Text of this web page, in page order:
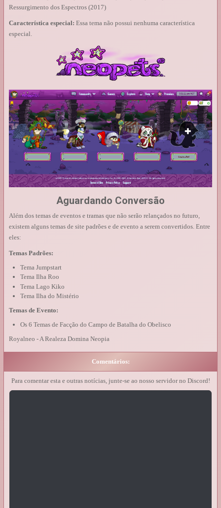
Ressurgimento dos Espectros (2017)
Característica especial: Essa tema não possui nenhuma característica
especial.
Aguardando Conversão
Além dos temas de eventos e tramas que não serão relançados no futuro,
existem alguns temas de site padrões e de evento a serem convertidos. Entre
eles:
Temas Padrões:
Tema Jumpstart
Tema Ilha Roo
Tema Lago Kiko
Tema Ilha do Mistério
Temas de Evento:
Os 6 Temas de Facção do Campo de Batalha do Obelisco
Royalneo - A Realeza Domina Neopia
Comentários:
Para comentar esta e outras notícias, junte-se ao nosso servidor no Discord!